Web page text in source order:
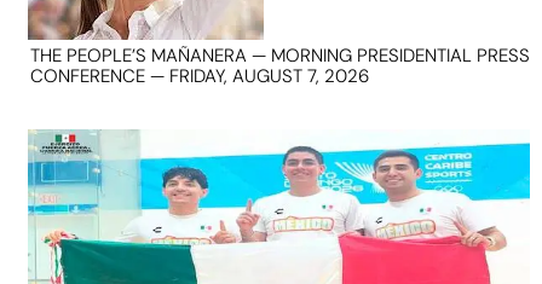
THE PEOPLE’S MAÑANERA — MORNING PRESIDENTIAL PRESS
CONFERENCE — FRIDAY, AUGUST 7, 2026